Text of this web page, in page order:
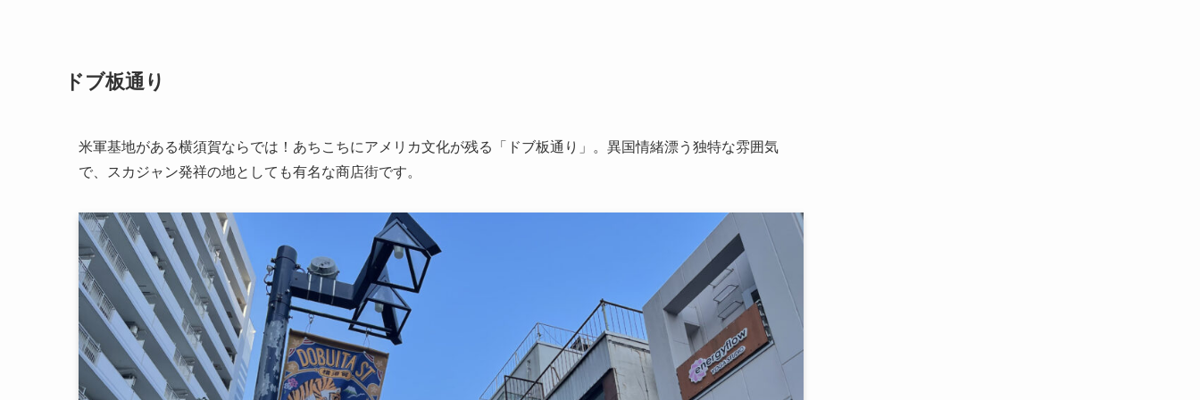
ドブ板通り
米軍基地がある横須賀ならでは！あちこちにアメリカ文化が残る「ドブ板通り」。異国情緒漂う独特な雰囲気
で、スカジャン発祥の地としても有名な商店街です。